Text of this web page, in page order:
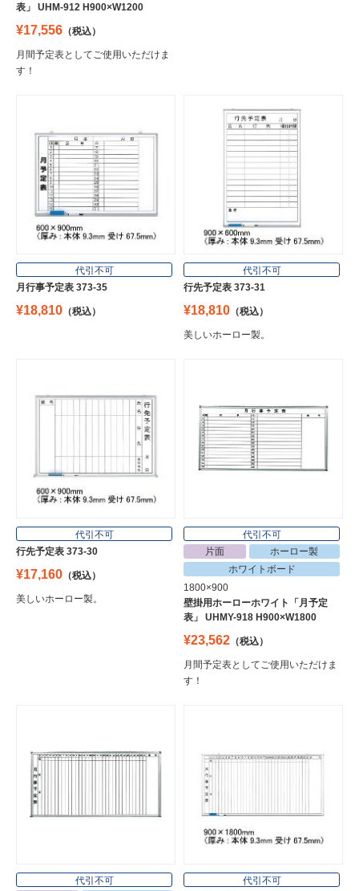
表」 UHM-912 H900×W1200
¥17,556 （税込）
月間予定表としてご使用いただけま
す！
代引不可
月行事予定表 373-35
¥18,810 （税込）
代引不可
行先予定表 373-31
¥18,810 （税込）
美しいホーロー製。
代引不可
行先予定表 373-30
¥17,160 （税込）
美しいホーロー製。
代引不可
片面
ホーロー製
ホワイトボード
1800×900
壁掛用ホーローホワイト「月予定
表」 UHMY-918 H900×W1800
¥23,562 （税込）
月間予定表としてご使用いただけま
す！
代引不可
代引不可